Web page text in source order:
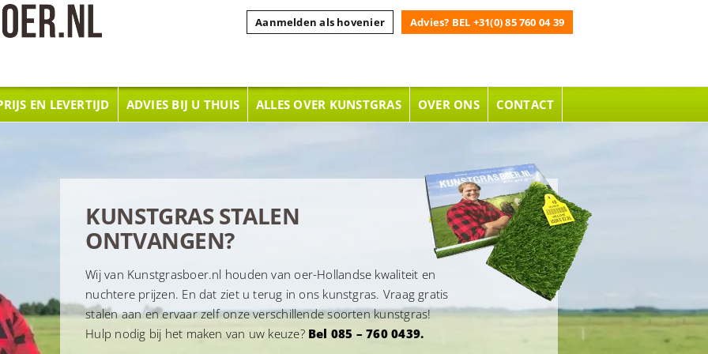
Aanmelden als hovenier Advies? BEL +31(0) 85 760 04 39
EN LEVERTIJD ADVIES BIJ U THUIS ALLES OVER KUNSTGRAS OVER ONS CONTACT
KUNSTGRAS STALEN
ONTVANGEN?
Wij van Kunstgrasboer.nl houden van oer-Hollandse kwaliteit en
nuchtere prijzen. En dat ziet u terug in ons kunstgras. Vraag gratis
stalen aan en ervaar zelf onze verschillende soorten kunstgras!
Hulp nodig bij het maken van uw keuze? Bel 085 – 760 0439.